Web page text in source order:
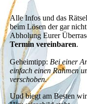
Alle Infos und das
beim Lösen der gar
Abholung Eurer
Termin vereinbaren.
Geheimtipp: Bei einer
einfach einen Rahmen
verschoben.
Und biegt am Besten